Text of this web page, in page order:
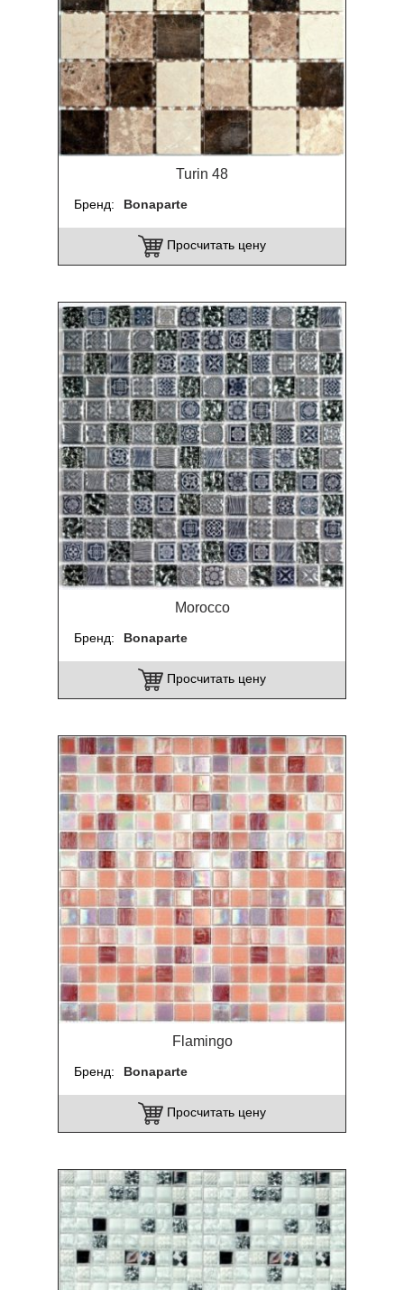
Turin 48
Бренд Bonaparte
Просчитать цену
Morocco
Бренд Bonaparte
Просчитать цену
Flamingo
Бренд Bonaparte
Просчитать цену